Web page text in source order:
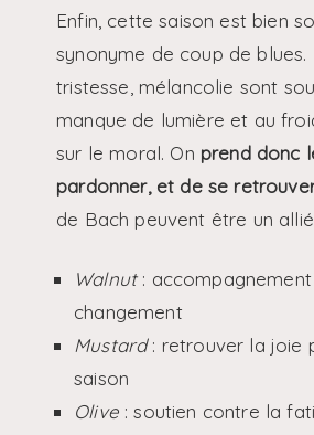
Enfin, cette saison est bien
synonyme de coup de blues.
tristesse, mélancolie sont
manque de lumière et au
sur le moral. On prend donc
pardonner, et de se
de Bach peuvent être un
Walnut: accompagnement
changement
Mustard: retrouver la joie
saison
Olive: soutien contre la